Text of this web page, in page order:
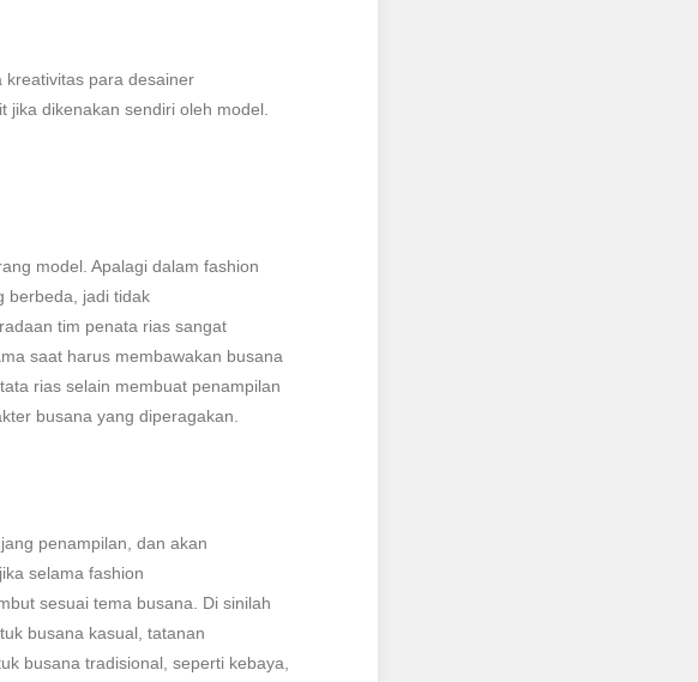
kreativitas para desainer
dikenakan sendiri oleh model.
model. Apalagi dalam fashion
berbeda, jadi tidak
tim penata rias sangat
saat harus membawakan busana
rias selain membuat penampilan
busana yang diperagakan.
penampilan, dan akan
selama fashion
sesuai tema busana. Di sinilah
busana kasual, tatanan
busana tradisional, seperti kebaya,